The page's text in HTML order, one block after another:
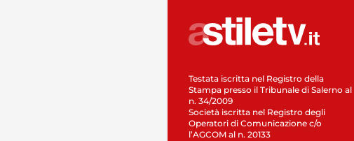
Testata iscritta nel Registro della
Stampa presso il Tribunale di Salerno al
n. 34/2009
Società iscritta nel Registro degli
Operatori di Comunicazione c/o
l’AGCOM al n. 20133